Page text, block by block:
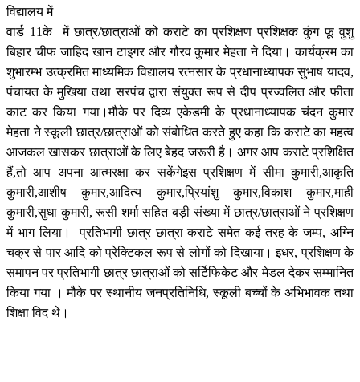
विद्यालय में
वार्ड 11के में छात्र/छात्राओं को कराटे का प्रशिक्षण प्रशिक्षक कुंग फू वुशु
बिहार चीफ जाहिद खान टाइगर और गौरव कुमार मेहता ने दिया। कार्यक्रम का
शुभारम्भ उत्क्रमित माध्यमिक विद्यालय रत्नसार के प्रधानाध्यापक सुभाष यादव,
पंचायत के मुखिया तथा सरपंच द्वारा संयुक्त रूप से दीप प्रज्वलित और फीता
काट कर किया गया।मौके पर दिव्य एकेडमी के प्रधानाध्यापक चंदन कुमार
मेहता ने स्कूली छात्र/छात्राओं को संबोधित करते हुए कहा कि कराटे का महत्व
आजकल खासकर छात्राओं के लिए बेहद जरूरी है। अगर आप कराटे प्रशिक्षित
हैं,तो आप अपना आत्मरक्षा कर सकेंगेइस प्रशिक्षण में सीमा कुमारी,आकृति
कुमारी,आशीष कुमार,आदित्य कुमार,प्रियांशु कुमार,विकाश कुमार,माही
कुमारी,सुधा कुमारी, रूसी शर्मा सहित बड़ी संख्या में छात्र/छात्राओं ने प्रशिक्षण
में भाग लिया। प्रतिभागी छात्र छात्रा कराटे समेत कई तरह के जम्प, अग्नि
चक्र से पार आदि को प्रेक्टिकल रूप से लोगों को दिखाया। इधर, प्रशिक्षण के
समापन पर प्रतिभागी छात्र छात्राओं को सर्टिफिकेट और मेडल देकर सम्मानित
किया गया । मौके पर स्थानीय जनप्रतिनिधि, स्कूली बच्चों के अभिभावक तथा
शिक्षा विद थे।